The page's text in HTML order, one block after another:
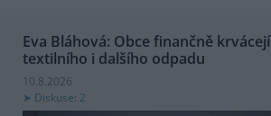
Eva Bláhová: Obce finančně
textilního i dalšího odpadu
10.8.2026
Diskuse: 2